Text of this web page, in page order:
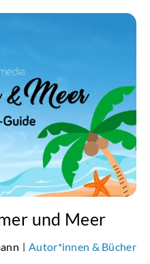
und Meer
| Autor*innen & Bücher